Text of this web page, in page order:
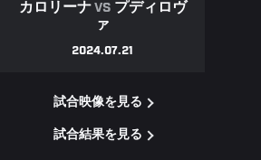
カロリーナVS プディロヴ
ァ
2024.07.21
試合映像を見る
試合結果を見る